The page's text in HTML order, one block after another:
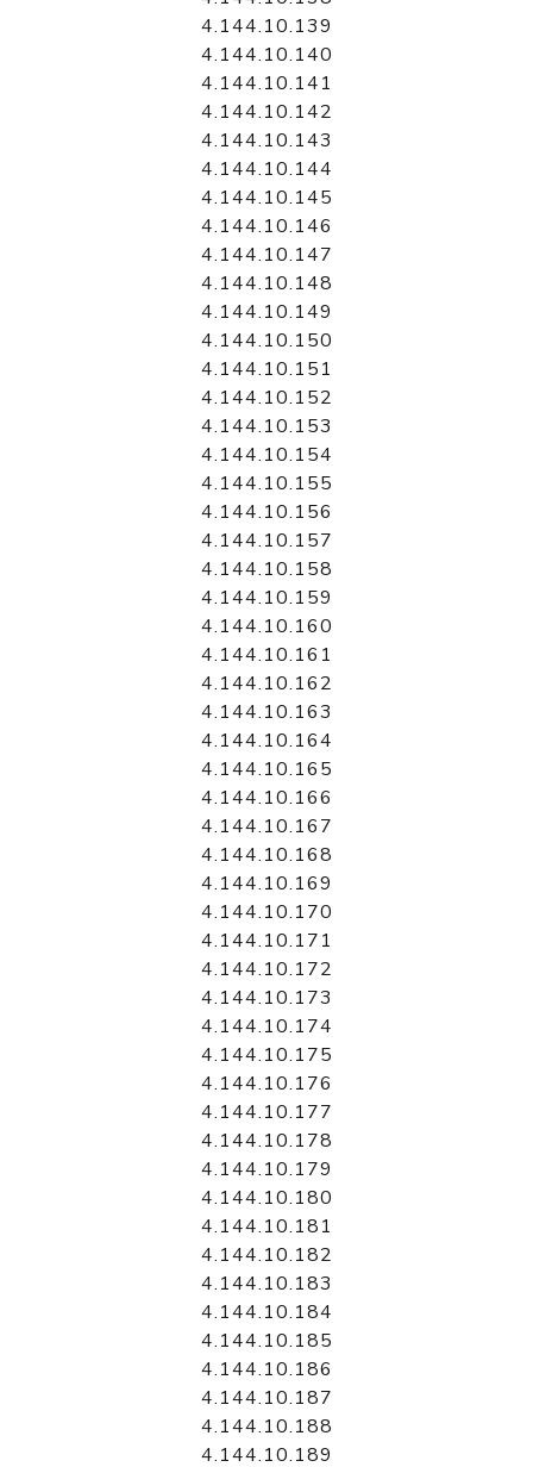
4.144.10.139
4.144.10.140
4.144.10.141
4.144.10.142
4.144.10.143
4.144.10.144
4.144.10.145
4.144.10.146
4.144.10.147
4.144.10.148
4.144.10.149
4.144.10.150
4.144.10.151
4.144.10.152
4.144.10.153
4.144.10.154
4.144.10.155
4.144.10.156
4.144.10.157
4.144.10.158
4.144.10.159
4.144.10.160
4.144.10.161
4.144.10.162
4.144.10.163
4.144.10.164
4.144.10.165
4.144.10.166
4.144.10.167
4.144.10.168
4.144.10.169
4.144.10.170
4.144.10.171
4.144.10.172
4.144.10.173
4.144.10.174
4.144.10.175
4.144.10.176
4.144.10.177
4.144.10.178
4.144.10.179
4.144.10.180
4.144.10.181
4.144.10.182
4.144.10.183
4.144.10.184
4.144.10.185
4.144.10.186
4.144.10.187
4.144.10.188
4.144.10.189